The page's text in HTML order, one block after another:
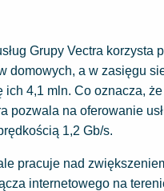
Grupy Vectra korzysta
domowych, a w zasięgu
ich 4,1 mln. Co oznacza,
pozwala na oferowanie
1,2 Gb/s.
pracuje nad
internetowego na